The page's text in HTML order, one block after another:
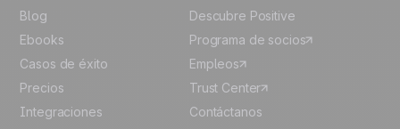
Blog
Ebooks
Casos de éxito
Precios
Integraciones
Descubre Positive
Programa de socios
Empleos
Trust Center
Contáctanos